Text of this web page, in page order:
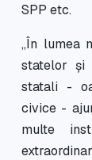
SPP etc.
,,În lumea
statelor și
statali -
civice -
multe